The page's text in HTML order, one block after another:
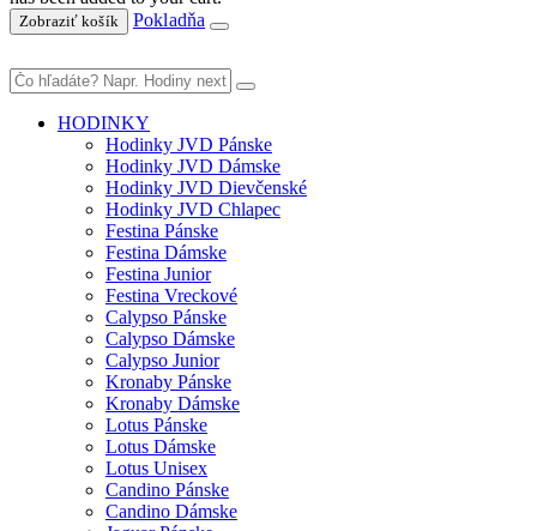
Zobraziť košík Pokladňa
HODINKY
Hodinky JVD Pánske
Hodinky JVD Dámske
Hodinky JVD Dievčenské
Hodinky JVD Chlapec
Festina Pánske
Festina Dámske
Festina Junior
Festina Vreckové
Calypso Pánske
Calypso Dámske
Calypso Junior
Kronaby Pánske
Kronaby Dámske
Lotus Pánske
Lotus Dámske
Lotus Unisex
Candino Pánske
Candino Dámske